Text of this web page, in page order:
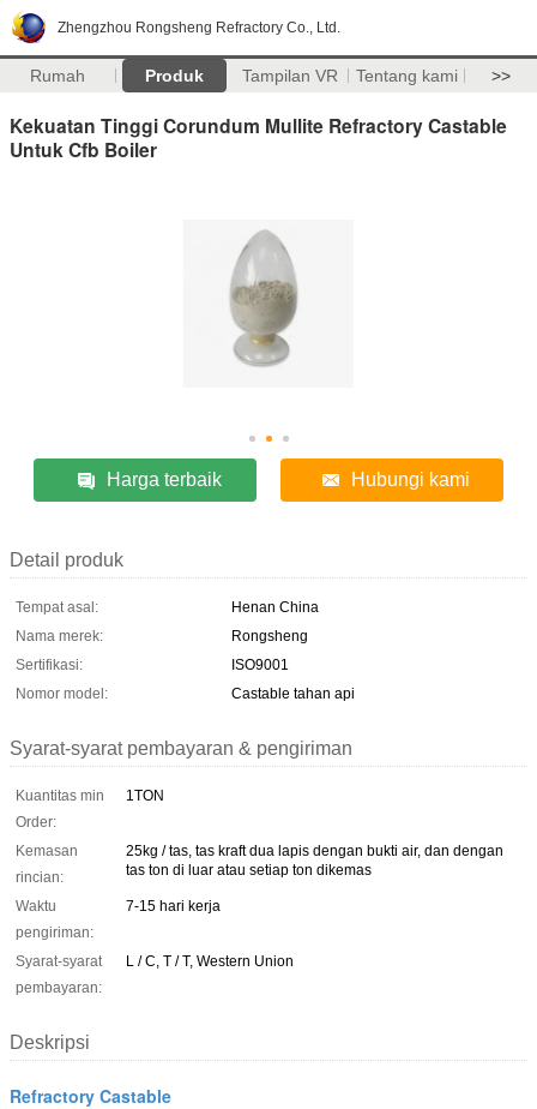
Zhengzhou Rongsheng Refractory Co., Ltd.
Rumah Produk Tampilan VR Tentang kami >>
Kekuatan Tinggi Corundum Mullite Refractory Castable
Untuk Cfb Boiler
Harga terbaik Hubungi kami
Detail produk
Tempat asal:
Henan China
Nama merek:
Rongsheng
Sertifikasi:
ISO9001
Nomor model:
Castable tahan api
Syarat-syarat pembayaran & pengiriman
Kuantitas min
Order:
1TON
Kemasan
rincian:
25kg / tas, tas kraft dua lapis dengan bukti air, dan dengan
tas ton di luar atau setiap ton dikemas
Waktu
pengiriman:
7-15 hari kerja
Syarat-syarat
pembayaran:
L / C, T / T, Western Union
Deskripsi
Refractory Castable